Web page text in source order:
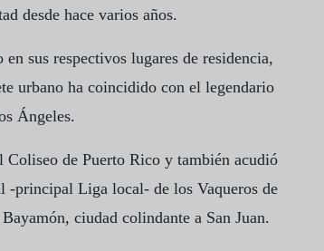
desde hace varios años.
sus respectivos lugares de residencia,
urbano ha coincidido con el legendario
Ángeles.
Coliseo de Puerto Rico y también acudió
-principal Liga local- de los Vaqueros de
ciudad colindante a San Juan.